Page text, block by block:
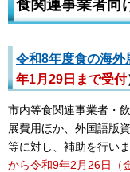
食関連事業者向
令和8年度食の海外
年1月29日まで受付
市内等食関連事業者・
展費用ほか、外国語版
等に対し、補助を行い
から令和9年2月26日（